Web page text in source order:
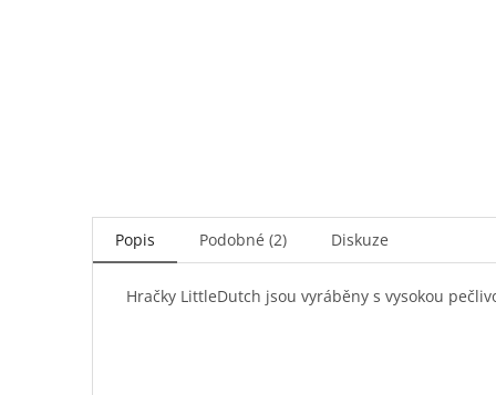
Popis Podobné (2) Diskuze
Hračky LittleDutch jsou vyráběny s vysokou